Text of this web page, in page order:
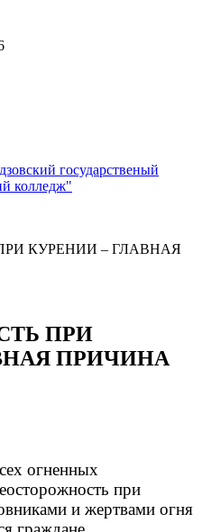
государственый
колледж"
КУРЕНИИ – ГЛАВНАЯ
ПРИ
ПРИЧИНА
огненных
при
и жертвами огня